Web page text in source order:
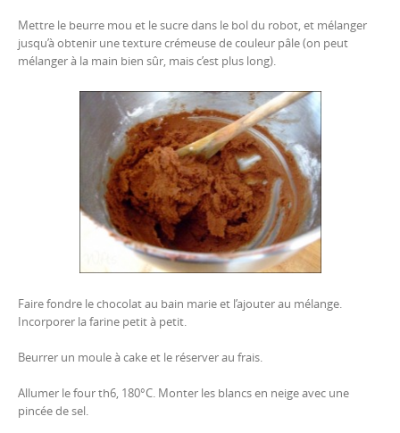
Mettre le beurre mou et le sucre dans le bol du robot, et mélanger
jusqu’à obtenir une texture crémeuse de couleur pâle (on peut
mélanger à la main bien sûr, mais c’est plus long).
Faire fondre le chocolat au bain marie et l’ajouter au mélange.
Incorporer la farine petit à petit.
Beurrer un moule à cake et le réserver au frais.
Allumer le four th6, 180°C. Monter les blancs en neige avec une
pincée de sel.